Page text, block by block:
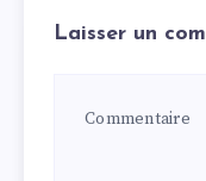
Laisser un